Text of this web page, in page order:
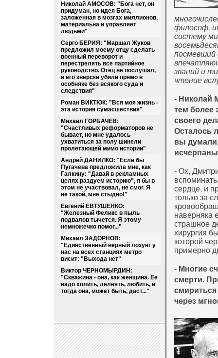
Николай АМОСОВ: "Бога нет, он
придуман, но идея Бога,
заложенная в мозгах миллионов,
материальна и управляет
людьми"
Серго БЕРИЯ: "Маршал Жуков
предложил моему отцу сделать
военный переворот и
перестрелять все партийное
руководство. Отец не послушал,
и его зверски убили прямо в
особняке без всякого суда и
следствия"
Роман ВИКТЮК: "Вся моя жизнь -
эта история сумасшествия"
Михаил ГОРБАЧЕВ:
"Счастливых реформаторов не
бывает, но мне удалось
ухватиться за полу шинели
пролетающей мимо истории"
Андрей ДАНИЛКО: "Если бы
Пугачева предложила мне, как
Галкину: "Давай в рекламных
целях раздуем историю", я бы в
этом не участвовал, не смог. Я
не такой, мне стыдно!"
Евгений ЕВТУШЕНКО:
"Железный Феликс в пыль
подвалов тычется. Я этому
немножечко помог..."
Михаил ЗАДОРНОВ:
"Единственный верный лозунг у
нас на всех станциях метро
висит: "Выхода нет"
Виктор ЧЕРНОМЫРДИН:
"Скважина - она, как женщина. Ее
надо холить, лелеять, любить, и
тогда она, может быть, даст..."
философ,
систему
посмевший
званий и
чтение
- Николай
тем более
своего
Осталось
вы
- Ох,
сердце, и
только за
наверняка
страшное
хирургия
которой
примерно
- Многие
смерти.
через